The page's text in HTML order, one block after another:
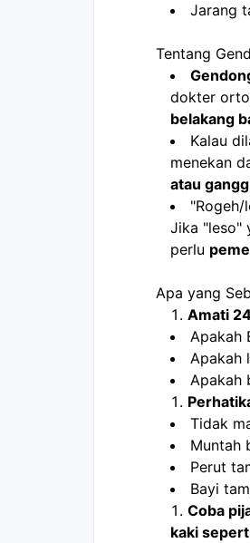
Jarang
Tentang
dokter
belakang
Kalau
menekan
atau
Jika "leso"
perlu
Apa yang
Amati
Apakah
Apakah
Apakah
Tidak
Muntah
Perut
Bayi
Coba
kaki